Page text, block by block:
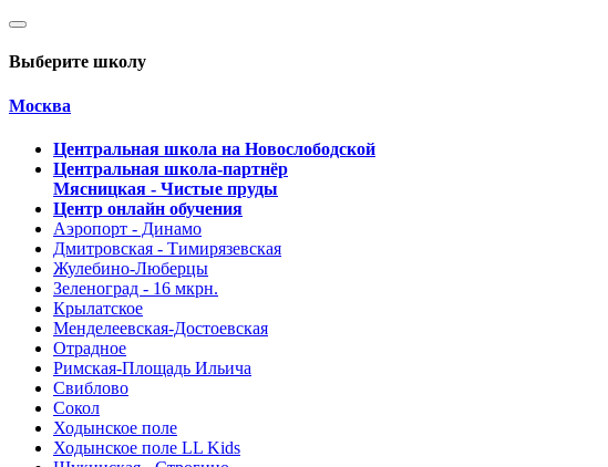
Выберите школу
Москва
Центральная школа на Новослободской
Центральная школа-партнёр
Мясницкая - Чистые пруды
Центр онлайн обучения
Аэропорт - Динамо
Дмитровская - Тимирязевская
Жулебино-Люберцы
Зеленоград - 16 мкрн.
Крылатское
Менделеевская-Достоевская
Отрадное
Римская-Площадь Ильича
Свиблово
Сокол
Ходынское поле
Ходынское поле LL Kids